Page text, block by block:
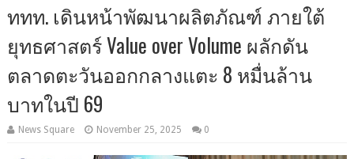
ททท. เดินหน้าพัฒนาผลิตภัณฑ์ ภายใต้
ยุทธศาสตร์ Value over Volume ผลักดัน
ตลาดตะวันออกกลางแตะ 8 หมื่นล้าน
บาทในปี 69
News Square November 25, 2025 0